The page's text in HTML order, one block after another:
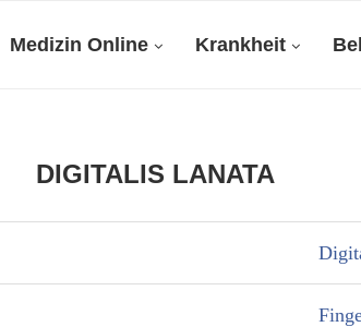
Medizin Online Krankheit
DIGITALIS LANATA